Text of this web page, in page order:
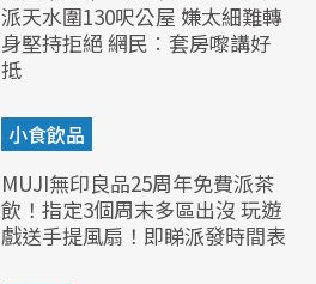
派天水圍130呎公屋 嫌太細難轉
身堅持拒絕 網民︰套房嚟講好
抵
小食飲品
MUJI無印良品25周年免費派茶
飲！指定3個周末多區出沒 玩遊
戲送手提風扇！即睇派發時間表